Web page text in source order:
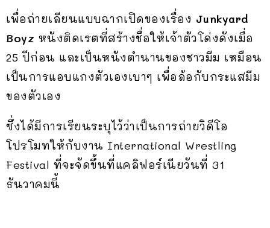
เพื่อถ่ายเลียนแบบฉากเปิดของเรื่อง Junkyard
Boyz หนังติดเรตที่สร้างชื่อให้เจ้าตัวโด่งดังเมื่อ
25 ปีก่อน และเป็นหนังตำนานของชาวมีม เหมือน
เป็นการแอบแกงตัวเองเบาๆ เพื่อล้อกับกระแสมีม
ของตัวเอง
ซึ่งได้มีการเรียนระบุไว้ว่าเป็นการถ่ายวิดีโอ
โปรโมทให้กับงาน International Wrestling
Festival ที่จะจัดขึ้นที่แคลิฟอร์เนียวันที่ 31
ธันวาคมนี้